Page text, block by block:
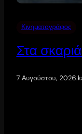
Κινηματογράφος
Στα
7 Αυγούστου, 2026.